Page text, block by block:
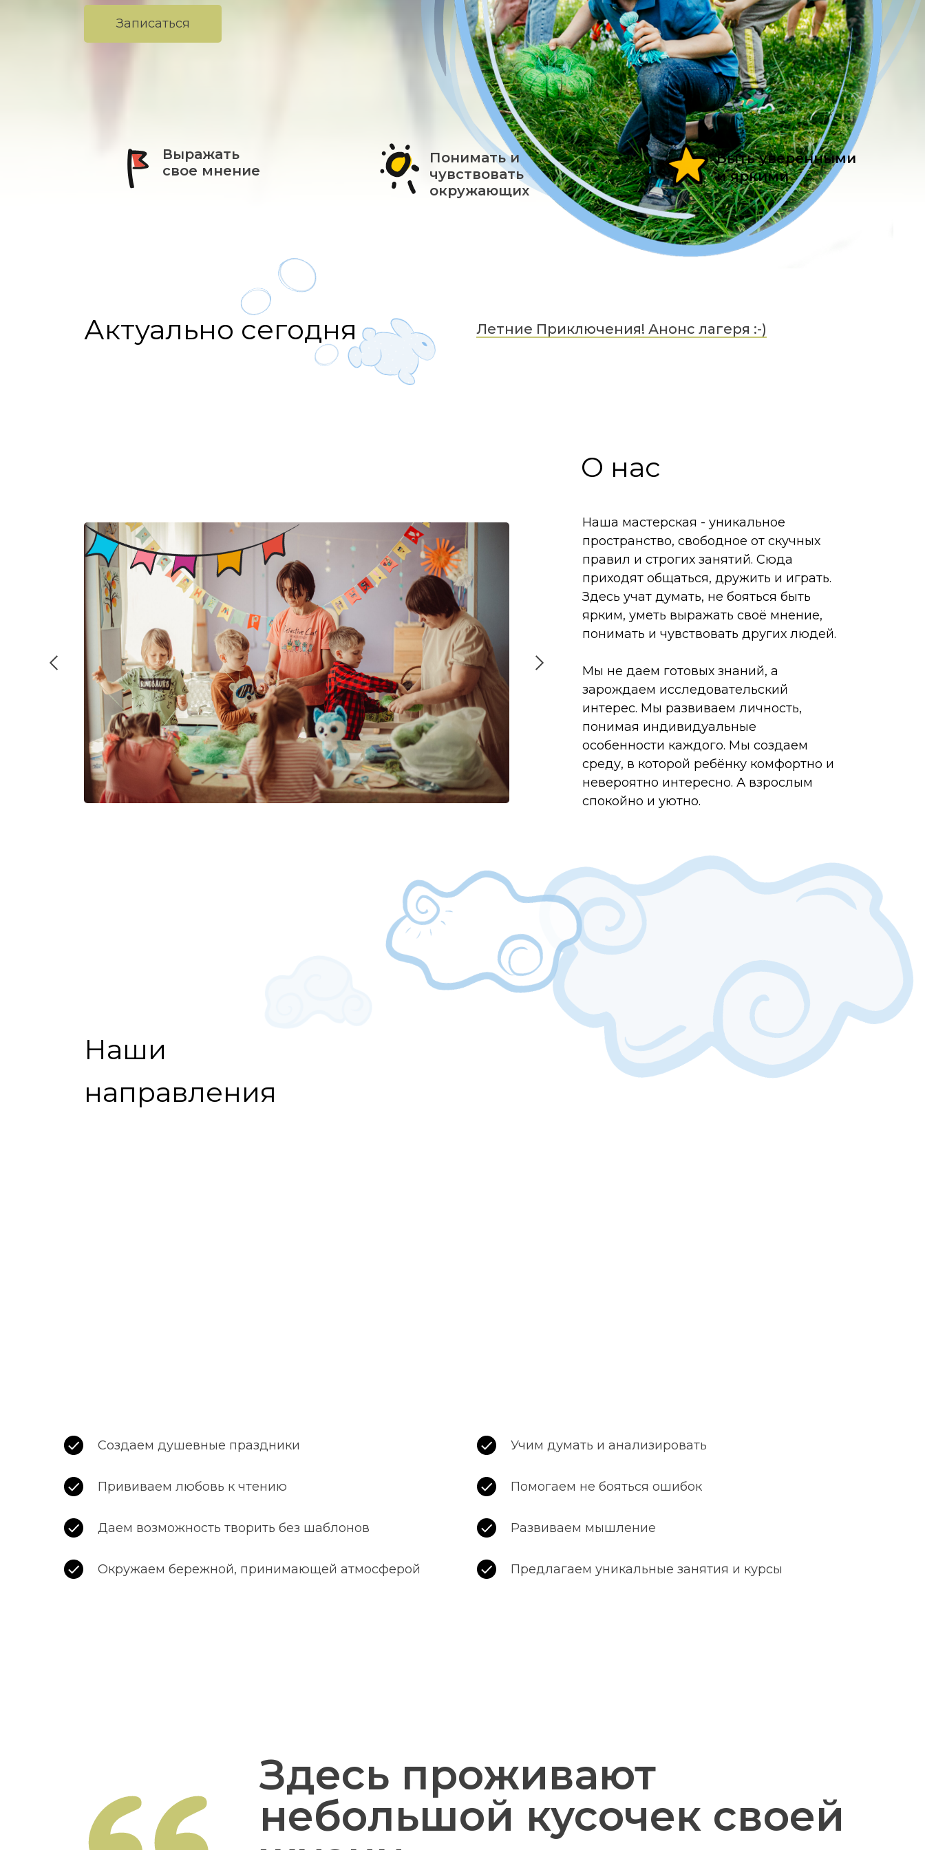
Быть уверенными
и яркими
Выражать
свое мнение
Понимать и
чувствовать
окружающих
Записаться
Актуально сегодня Летние Приключения! Анонс лагеря :-)
О нас
Наша мастерская - уникальное
пространство, свободное от скучных
правил и строгих занятий. Сюда
приходят общаться, дружить и играть.
Здесь учат думать, не бояться быть
ярким, уметь выражать своё мнение,
понимать и чувствовать других людей.
Мы не даем готовых знаний, а
зарождаем исследовательский
интерес. Мы развиваем личность,
понимая индивидуальные
особенности каждого. Мы создаем
среду, в которой ребёнку комфортно и
невероятно интересно. А взрослым
спокойно и уютно.
Наши
направления
Создаем душевные праздники Учим думать и анализировать
Прививаем любовь к чтению Помогаем не бояться ошибок
Даем возможность творить без шаблонов Развиваем мышление
Окружаем бережной, принимающей атмосферой Предлагаем уникальные занятия и курсы
Здесь проживают
небольшой кусочек своей